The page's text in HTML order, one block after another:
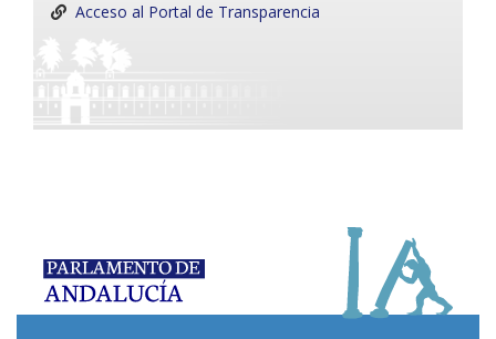
Acceso al Portal de Transparencia